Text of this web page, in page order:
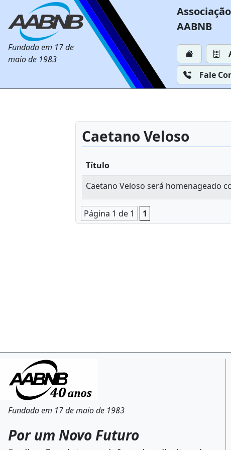
Fundada em 17 de
maio de 1983
AABNB
Fale
Caetano Veloso
Título
Caetano Veloso será homenageado
Página 1 de 1 1
Fundada em 17 de maio de 1983
Por um Novo Futuro